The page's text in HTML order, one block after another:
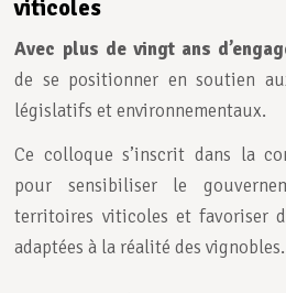
viticoles
Avec plus de vingt ans
de se positionner en soutien
législatifs et environnementaux.
Ce colloque s’inscrit dans la
pour sensibiliser le
territoires viticoles et favoriser
adaptées à la réalité des vignobles.